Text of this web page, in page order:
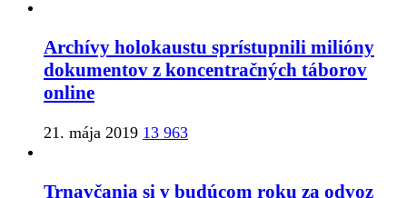
Archívy holokaustu sprístupnili milióny
dokumentov z koncentračných táborov
online
21. mája 2019 13 963
Trnavčania si v budúcom roku za odvoz